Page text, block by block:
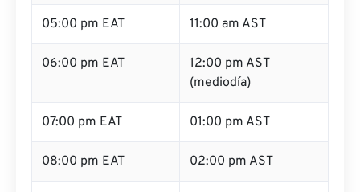
05:00 pm EAT 11:00 am AST
06:00 pm EAT
12:00 pm AST
(mediodía)
07:00 pm EAT 01:00 pm AST
08:00 pm EAT 02:00 pm AST